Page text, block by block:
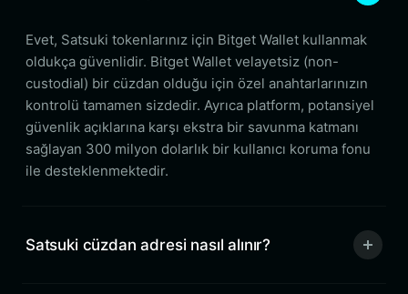
Evet, Satsuki tokenlarınız için Bitget Wallet kullanmak
oldukça güvenlidir. Bitget Wallet velayetsiz (non-
custodial) bir cüzdan olduğu için özel anahtarlarınızın
kontrolü tamamen sizdedir. Ayrıca platform, potansiyel
güvenlik açıklarına karşı ekstra bir savunma katmanı
sağlayan 300 milyon dolarlık bir kullanıcı koruma fonu
ile desteklenmektedir.
Satsuki cüzdan adresi nasıl alınır?